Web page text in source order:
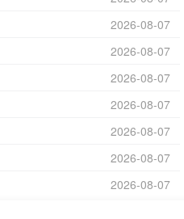
2026-08-07
2026-08-07
2026-08-07
2026-08-07
2026-08-07
2026-08-07
2026-08-07